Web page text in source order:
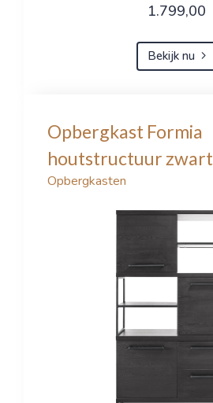
1.799,00
Bekijk nu
Opbergkast Formia
houtstructuur zwart
Opbergkasten